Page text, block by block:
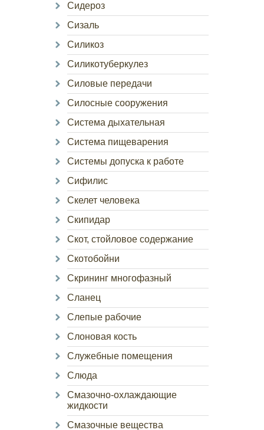
Сидероз
Сизаль
Силикоз
Силикотуберкулез
Силовые передачи
Силосные сооружения
Система дыхательная
Система пищеварения
Системы допуска к работе
Сифилис
Скелет человека
Скипидар
Скот, стойловое содержание
Скотобойни
Скрининг многофазный
Сланец
Слепые рабочие
Слоновая кость
Служебные помещения
Слюда
Смазочно-охлаждающие
жидкости
Смазочные вещества